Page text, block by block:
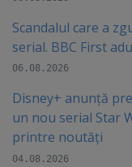
Scandalul care a
serial. BBC First
06.08.2026
Disney+ anunță
un nou serial Star
printre noutăți
04.08.2026